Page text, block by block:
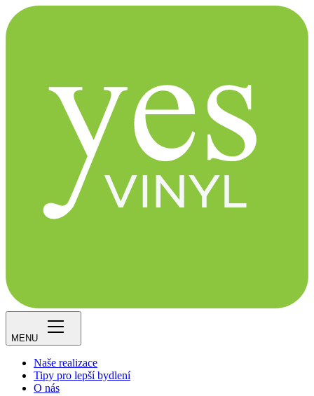
MENU
Naše realizace
Tipy pro lepší bydlení
O nás